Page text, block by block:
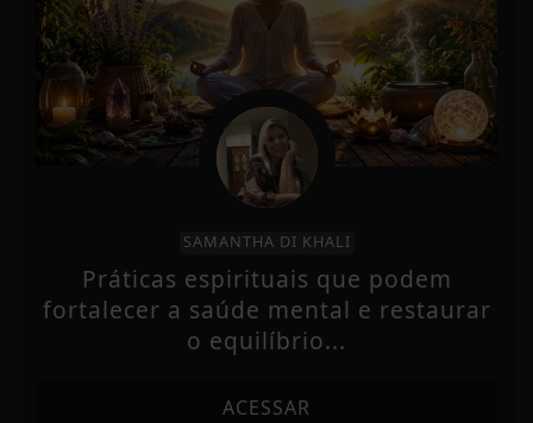
SAMANTHA DI KHALI
Práticas espirituais que podem
fortalecer a saúde mental e restaurar
o equilíbrio...
ACESSAR